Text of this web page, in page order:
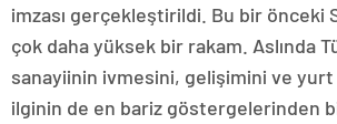
imzası gerçekleştirildi. Bu bir önceki
çok daha yüksek bir rakam. Aslında
sanayiinin ivmesini, gelişimini ve yurt
ilginin de en bariz göstergelerinden